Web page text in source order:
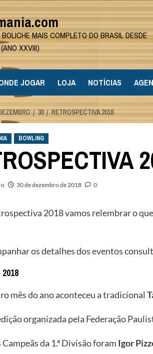
MAIS COMPLETO DO BRASIL DESDE
XXVIII)
JOGAR LOJA NOTÍCIAS
30 RETROSPECTIVA 2018
BOWLING
30 de dezembro de 2018 0
2018 vamos relembrar o
os detalhes dos eventos
mês do ano aconteceu a tradicional
organizada pela Federação
da 1.ª Divisão foram Igor